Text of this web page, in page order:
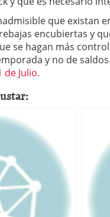
que existan
encubiertas y
se hagan más
y no de saldos.
de Julio.